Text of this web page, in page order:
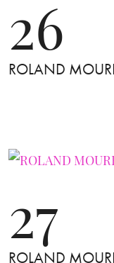
26
ROLAND
27
ROLAND